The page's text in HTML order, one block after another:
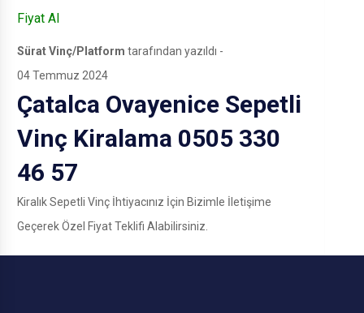
Fiyat Al
Sürat Vinç/Platform tarafından yazıldı -
04 Temmuz 2024
Çatalca Ovayenice Sepetli
Vinç Kiralama 0505 330
46 57
Kiralık Sepetli Vinç İhtiyacınız İçin Bizimle İletişime
Geçerek Özel Fiyat Teklifi Alabilirsiniz.